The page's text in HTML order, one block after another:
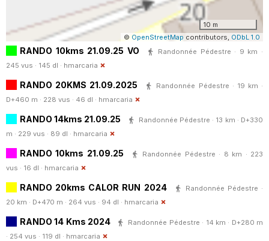
10 m
© OpenStreetMap contributors, ODbL 1.0
RANDO 10kms 21.09.25 VO
Randonnée Pédestre · 9 km ·
245 vus · 145 dl · hmarcaria
RANDO 20KMS 21.09.2025
Randonnée Pédestre · 19 km ·
D+460 m · 228 vus · 46 dl · hmarcaria
RANDO 14kms 21.09.25
Randonnée Pédestre · 13 km · D+330
m · 229 vus · 89 dl · hmarcaria
RANDO 10kms 21.09.25
Randonnée Pédestre · 8 km · 223
vus · 16 dl · hmarcaria
RANDO 20kms CALOR RUN 2024
Randonnée Pédestre ·
20 km · D+470 m · 264 vus · 94 dl · hmarcaria
RANDO 14 Kms 2024
Randonnée Pédestre · 14 km · D+280 m
· 254 vus · 119 dl · hmarcaria